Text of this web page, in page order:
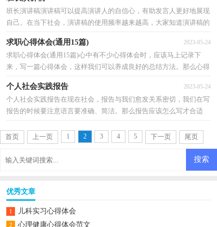
班长演讲稿演讲稿可以提高演讲人的自信心，有助发言人更好地展现
自己。在当下社会，演讲稿的使用频率越来越高，大家知道演讲稿的
求职心得体会(通用15篇) 2023-05-24
求职心得体会(通用15篇)心中有不少心得体会时，应该马上记录下
来，写一篇心得体会，这样我们可以养成良好的总结方法。那么心得
个人社会实践报告 2023-05-24
个人社会实践报告在现在社会，报告与我们愈发关系密切，我们在写
报告的时候要注意语言要准确、简洁。那么报告应该怎么写才合适
首页
上一页 1 2 3 4 5 下一页 尾页
优秀文章
1 儿科实习心得体会
2 心理健康心得体会范文